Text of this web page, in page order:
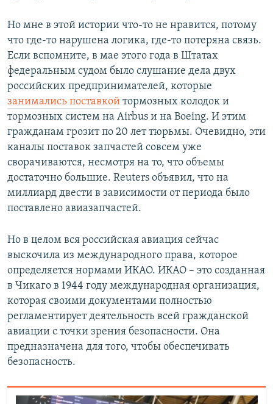
Но мне в этой истории что-то не нравится, потому
что где-то нарушена логика, где-то потеряна связь.
Если вспомните, в мае этого года в Штатах
федеральным судом было слушание дела двух
российских предпринимателей, которые
занимались поставкой тормозных колодок и
тормозных систем на Airbus и на Boeing. И этим
гражданам грозит по 20 лет тюрьмы. Очевидно, эти
каналы поставок запчастей совсем уже
сворачиваются, несмотря на то, что объемы
достаточно большие. Reuters объявил, что на
миллиард двести в зависимости от периода было
поставлено авиазапчастей.
Но в целом вся российская авиация сейчас
выскочила из международного права, которое
определяется нормами ИКАО. ИКАО – это созданная
в Чикаго в 1944 году международная организация,
которая своими документами полностью
регламентирует деятельность всей гражданской
авиации с точки зрения безопасности. Она
предназначена для того, чтобы обеспечивать
безопасность.